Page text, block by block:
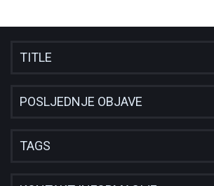
TITLE
POSLJEDNJE OBJAVE
TAGS